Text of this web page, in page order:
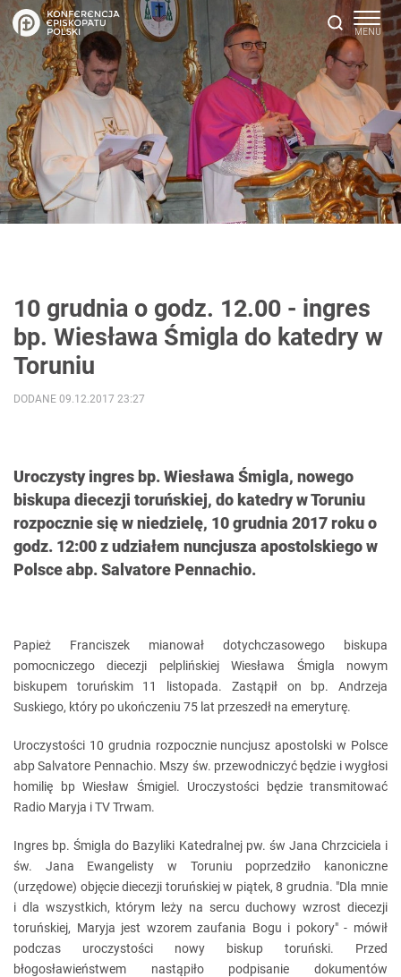
10 grudnia o godz. 12.00 - ingres
bp. Wiesława Śmigla do katedry w
Toruniu
Uroczysty ingres bp. Wiesława Śmigla, nowego
biskupa diecezji toruńskiej, do katedry w Toruniu
rozpocznie się w niedzielę, 10 grudnia 2017 roku o
godz. 12:00 z udziałem nuncjusza apostolskiego w
Polsce abp. Salvatore Pennachio.
DODANE 09.12.2017 23:27
Papież Franciszek mianował dotychczasowego biskupa
pomocniczego diecezji pelplińskiej Wiesława Śmigla nowym
biskupem toruńskim 11 listopada. Zastąpił on bp. Andrzeja
Suskiego, który po ukończeniu 75 lat przeszedł na emeryturę.
Uroczystości 10 grudnia rozpocznie nuncjusz apostolski w Polsce
abp Salvatore Pennachio. Mszy św. przewodniczyć będzie i wygłosi
homilię bp Wiesław Śmigiel. Uroczystości będzie transmitować
Radio Maryja i TV Trwam.
Ingres bp. Śmigla do Bazyliki Katedralnej pw. św Jana Chrzciciela i
św. Jana Ewangelisty w Toruniu poprzedziło kanoniczne
(urzędowe) objęcie diecezji toruńskiej w piątek, 8 grudnia. "Dla mnie
i dla wszystkich, którym leży na sercu duchowy wzrost diecezji
toruńskiej, Maryja jest wzorem zaufania Bogu i pokory" - mówił
podczas uroczystości nowy biskup toruński. Przed
błogosławieństwem nastąpiło podpisanie dokumentów